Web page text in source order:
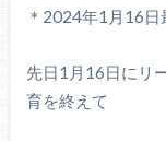
＊2024年1月16日
先日1月16日にリ
育を終えて